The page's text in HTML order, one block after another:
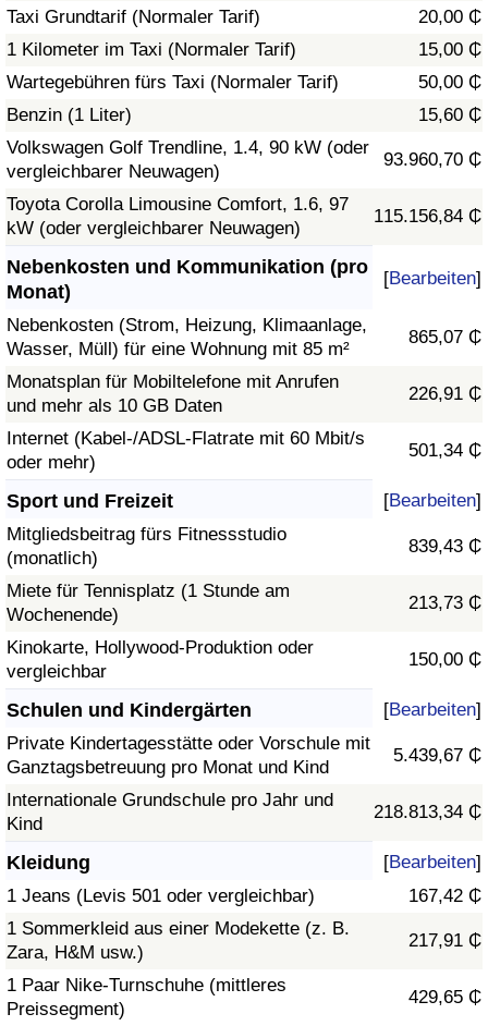
Taxi Grundtarif (Normaler Tarif)
20,00 ₵
1 Kilometer im Taxi (Normaler Tarif)
15,00 ₵
Wartegebühren fürs Taxi (Normaler Tarif)
50,00 ₵
Benzin (1 Liter)
15,60 ₵
Volkswagen Golf Trendline, 1.4, 90 kW (oder
vergleichbarer Neuwagen)
93.960,70 ₵
Toyota Corolla Limousine Comfort, 1.6, 97
kW (oder vergleichbarer Neuwagen)
115.156,84 ₵
Nebenkosten und Kommunikation (pro
Monat)
[Bearbeiten]
Nebenkosten (Strom, Heizung, Klimaanlage,
Wasser, Müll) für eine Wohnung mit 85 m²
865,07 ₵
Monatsplan für Mobiltelefone mit Anrufen
und mehr als 10 GB Daten
226,91 ₵
Internet (Kabel-/ADSL-Flatrate mit 60 Mbit/s
oder mehr)
501,34 ₵
Sport und Freizeit [Bearbeiten]
Mitgliedsbeitrag fürs Fitnessstudio
(monatlich)
839,43 ₵
Miete für Tennisplatz (1 Stunde am
Wochenende)
213,73 ₵
Kinokarte, Hollywood-Produktion oder
vergleichbar
150,00 ₵
Schulen und Kindergärten [Bearbeiten]
Private Kindertagesstätte oder Vorschule mit
Ganztagsbetreuung pro Monat und Kind
5.439,67 ₵
Internationale Grundschule pro Jahr und
Kind
218.813,34 ₵
Kleidung [Bearbeiten]
1 Jeans (Levis 501 oder vergleichbar)
167,42 ₵
1 Sommerkleid aus einer Modekette (z. B.
Zara, H&M usw.)
217,91 ₵
1 Paar Nike-Turnschuhe (mittleres
Preissegment)
429,65 ₵